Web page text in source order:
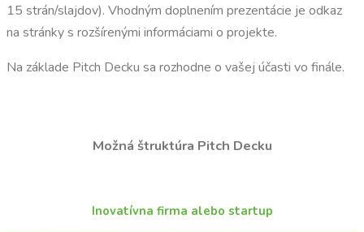
15 strán/slajdov). Vhodným doplnením prezentácie je odkaz
na stránky s rozšírenými informáciami o projekte.
Na základe Pitch Decku sa rozhodne o vašej účasti vo finále.
Možná štruktúra Pitch Decku
Inovatívna firma alebo startup